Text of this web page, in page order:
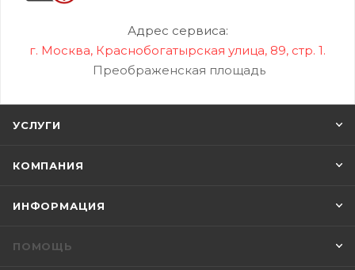
Адрес сервиса:
г. Москва, Краснобогатырская улица, 89, стр. 1.
Преображенская площадь
УСЛУГИ
КОМПАНИЯ
ИНФОРМАЦИЯ
ПОМОЩЬ